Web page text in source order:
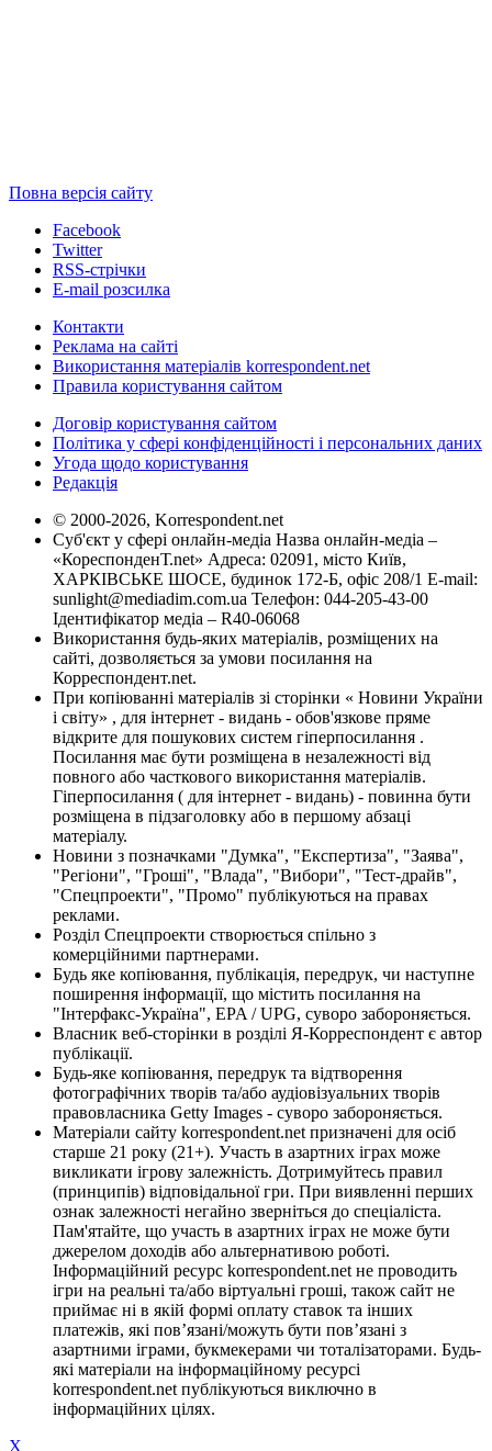
Повна версія сайту
Facebook
Twitter
RSS-стрічки
E-mail розсилка
Контакти
Реклама на сайті
Використання матеріалів korrespondent.net
Правила користування сайтом
Договір користування сайтом
Політика у сфері конфіденційності і персональних даних
Угода щодо користування
Редакція
© 2000-2026, Korrespondent.net
Суб'єкт у сфері онлайн-медіа Назва онлайн-медіа –
«КореспонденТ.net» Адреса: 02091, місто Київ,
ХАРКІВСЬКЕ ШОСЕ, будинок 172-Б, офіс 208/1 E-mail:
sunlight@mediadim.com.ua Телефон: 044-205-43-00
Ідентифікатор медіа – R40-06068
Використання будь-яких матеріалів, розміщених на
сайті, дозволяється за умови посилання на
Корреспондент.net.
При копіюванні матеріалів зі сторінки « Новини України
і світу» , для інтернет - видань - обов'язкове пряме
відкрите для пошукових систем гіперпосилання .
Посилання має бути розміщена в незалежності від
повного або часткового використання матеріалів.
Гіперпосилання ( для інтернет - видань) - повинна бути
розміщена в підзаголовку або в першому абзаці
матеріалу.
Новини з позначками "Думка", "Експертиза", "Заява",
"Регіони", "Гроші", "Влада", "Вибори", "Тест-драйв",
"Спецпроекти", "Промо" публікуються на правах
реклами.
Розділ Спецпроекти створюється спільно з
комерційними партнерами.
Будь яке копіювання, публікація, передрук, чи наступне
поширення інформації, що містить посилання на
"Інтерфакс-Україна", EPA / UPG, суворо забороняється.
Власник веб-сторінки в розділі Я-Корреспондент є автор
публікації.
Будь-яке копіювання, передрук та відтворення
фотографічних творів та/або аудіовізуальних творів
правовласника Getty Images - суворо забороняється.
Матеріали сайту korrespondent.net призначені для осіб
старше 21 року (21+). Участь в азартних іграх може
викликати ігрову залежність. Дотримуйтесь правил
(принципів) відповідальної гри. При виявленні перших
ознак залежності негайно зверніться до спеціаліста.
Пам'ятайте, що участь в азартних іграх не може бути
джерелом доходів або альтернативою роботі.
Інформаційний ресурс korrespondent.net не проводить
ігри на реальні та/або віртуальні гроші, також сайт не
приймає ні в якій формі оплату ставок та інших
платежів, які пов’язані/можуть бути пов’язані з
азартними іграми, букмекерами чи тоталізаторами. Будь-
які матеріали на інформаційному ресурсі
korrespondent.net публікуються виключно в
інформаційних цілях.
X